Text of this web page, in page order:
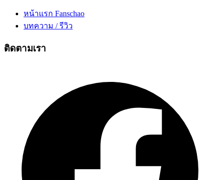
หน้าแรก Fanschao
บทความ / รีวิว
ติดตามเรา